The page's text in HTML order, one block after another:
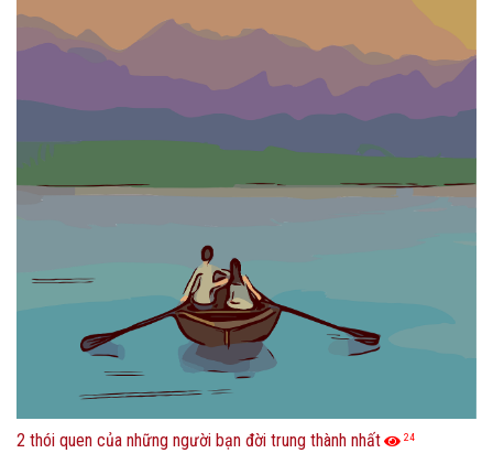
2 thói quen của những người bạn đời trung thành nhất 24